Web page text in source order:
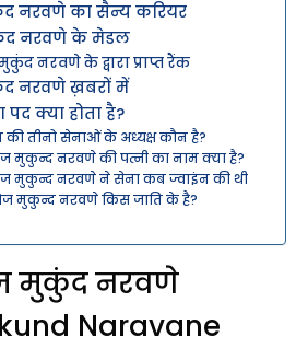
नरवणे का सैन्य करियर
नरवणे के मेडल
नरवणे के द्वारा प्राप्त रैंक
नरवणे ख़बरों में
क्या होता है?
की तीनो सेनाओं के अध्यक्ष कौन है?
मुकुन्द नरवणे की पत्नी का नाम क्या है?
मुकुन्द नरवणे ने सेना कब ज्वाइंन की थी
मुकुन्द नरवणे किस जाति के है?
मुकुंद नरवणे
Naravane